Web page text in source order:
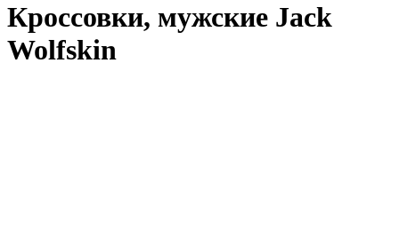
Кроссовки, мужские Jack
Wolfskin